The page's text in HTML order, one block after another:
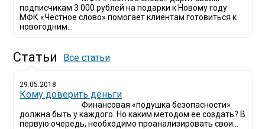
подписчикам 3 000 рублей на подарки к Новому году
МФК «Честное слово» помогает клиентам готовиться к
новогодним...
Статьи Все статьи
29.05.2018
Кому доверить деньги
Финансовая «подушка безопасности»
должна быть у каждого. Но каким методом ее создать? В
первую очередь, необходимо проанализировать свои...